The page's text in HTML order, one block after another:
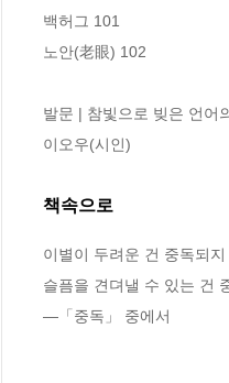
백허그 101
노안(老眼) 102
발문 | 참빛으로 빚은 언어
이오우(시인)
책속으로
이별이 두려운 건 중독되
슬픔을 견뎌낼 수 있는 건
―「중독」 중에서